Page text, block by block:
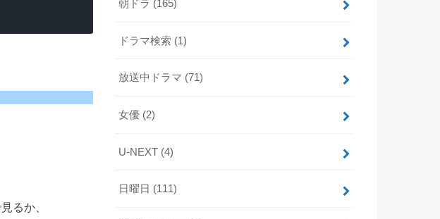
るか、
朝ドラ (165)
ドラマ検索 (1)
放送中ドラマ (71)
女優 (2)
U-NEXT (4)
日曜日 (111)